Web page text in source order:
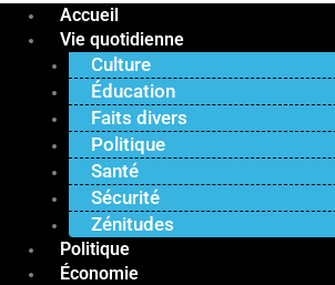
Accueil
Vie quotidienne
Culture
Éducation
Faits divers
Politique
Santé
Sécurité
Zénitudes
Politique
Économie